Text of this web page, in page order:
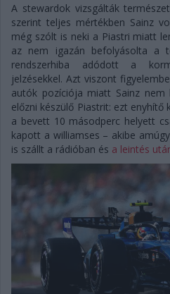
A stewardok vizsgálták
szerint teljes mértékben Sainz
még szólt is neki a Piastri miatt
az nem igazán befolyásolta a
rendszerhiba adódott a
jelzésekkel. Azt viszont
autók pozíciója miatt Sainz
előzni készülő Piastrit: ezt
a bevett 10 másodperc helyett
kapott a williamses – akibe
is szállt a rádióban és a leintés